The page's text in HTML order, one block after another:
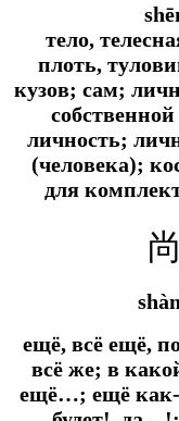
тело,
плоть,
кузов; сам;
личность;
(человека);
для
尚
ещё, всё ещё,
всё же; в
ещё…; ещё как-